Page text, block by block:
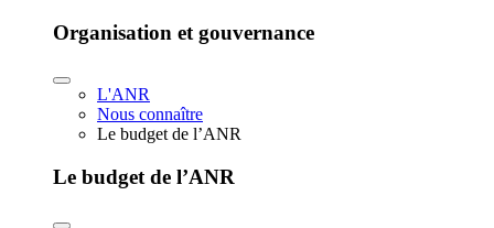
Organisation et gouvernance
L'ANR
Nous connaître
Le budget de l’ANR
Le budget de l’ANR